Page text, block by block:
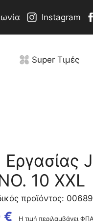
Instagram
Super Τιμές
Εργασίας
10 XXL
προϊόντος:
€ Η τιμή περιλαμβάνει